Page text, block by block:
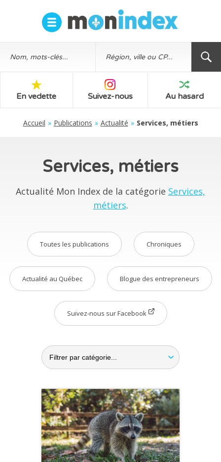
En vedette Suivez-nous Au hasard
Accueil » Publications » Actualité » Services, métiers
Services, métiers
Actualité Mon Index de la catégorie Services,
métiers.
Toutes les publications Chroniques
Actualité au Québec Blogue des entrepreneurs
Suivez-nous sur Facebook
ACTUALITÉ